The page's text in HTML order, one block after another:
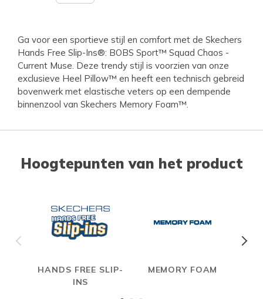
Ga voor een sportieve stijl en comfort met de Skechers
Hands Free Slip-Ins®: BOBS Sport™ Squad Chaos -
Current Muse. Deze trendy stijl is voorzien van onze
exclusieve Heel Pillow™ en heeft een technisch gebreid
bovenwerk met elastische veters op een dempende
binnenzool van Skechers Memory Foam™.
Hoogtepunten van het product
HANDS FREE SLIP-
INS
MEMORY FOAM